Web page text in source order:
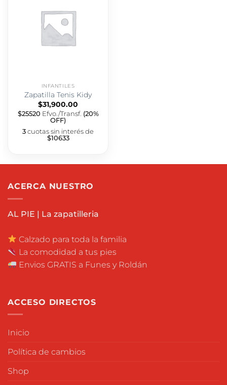
INFANTILES
Zapatilla Tenis Kidy
$31,900.00
$25520 Efvo./Transf. (20%
OFF)
3cuotas sin interés de
$10633
ACERCA NUESTRO
AL PIE | La zapatilleria
Calzado para toda la familia
La comodidad a tus pies
Envios GRATIS a Funes y Roldán
ACCESO DIRECTOS
Inicio
Política de cambios
Shop